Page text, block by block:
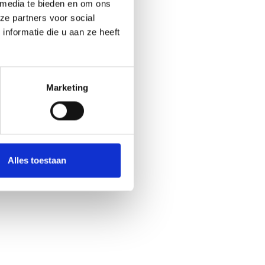
te bieden en om ons
partners voor social
die u aan ze heeft
Marketing
Alles toestaan